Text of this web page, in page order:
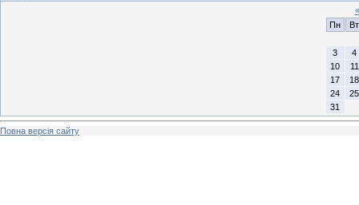
«
Пн
Вт
3
4
10
11
17
18
24
25
31
Повна версія сайту